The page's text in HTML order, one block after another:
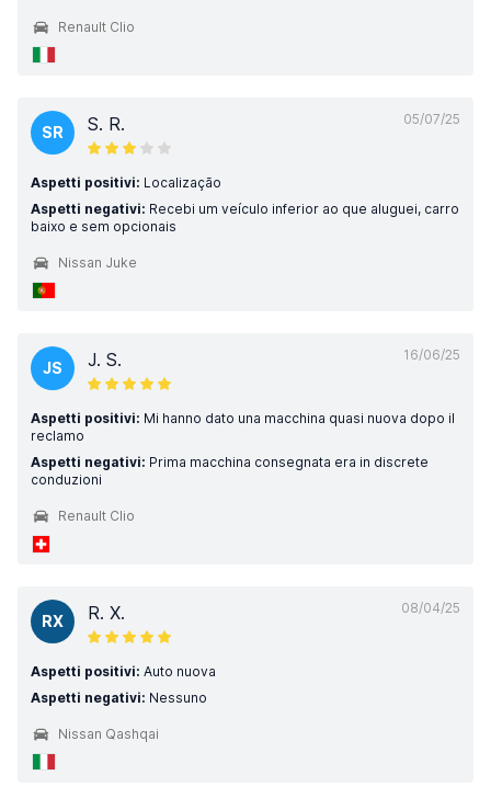
Renault Clio
05/07/25
SR S. R.
Aspetti positivi: Localização
Aspetti negativi: Recebi um veículo inferior ao que aluguei, carro
baixo e sem opcionais
Nissan Juke
16/06/25
JS J. S.
Aspetti positivi: Mi hanno dato una macchina quasi nuova dopo il
reclamo
Aspetti negativi: Prima macchina consegnata era in discrete
conduzioni
Renault Clio
08/04/25
RX R. X.
Aspetti positivi: Auto nuova
Aspetti negativi: Nessuno
Nissan Qashqai